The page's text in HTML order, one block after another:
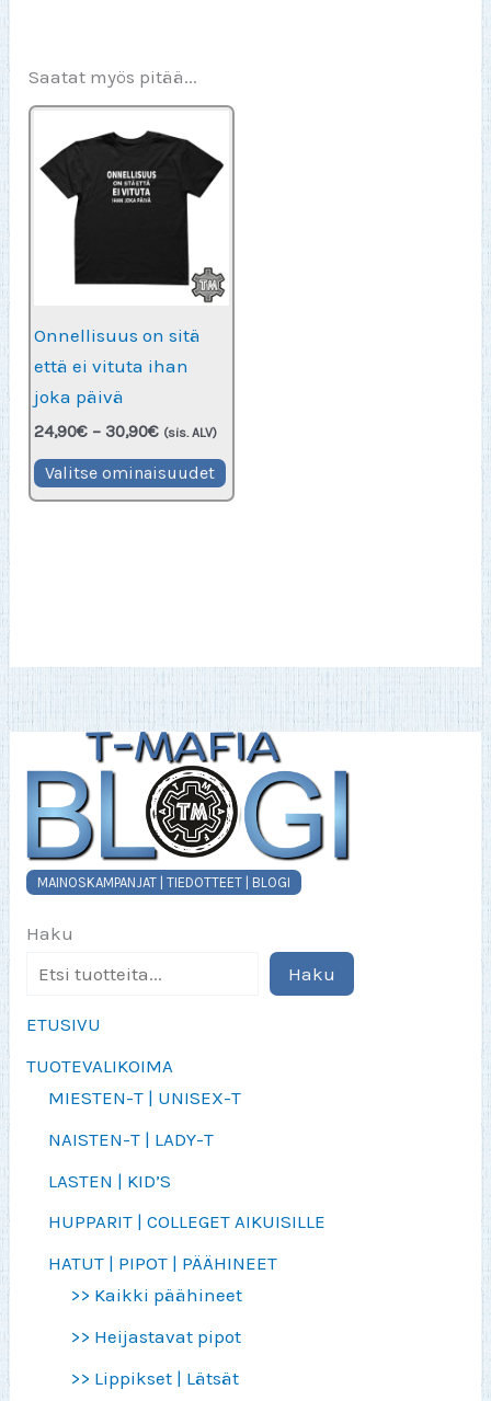
MAINOSKAMPANJAT | TIEDOTTEET | BLOGI
Haku
Haku
ETUSIVU
TUOTEVALIKOIMA
MIESTEN-T | UNISEX-T
NAISTEN-T | LADY-T
LASTEN | KID’S
HUPPARIT | COLLEGET AIKUISILLE
HATUT | PIPOT | PÄÄHINEET
>> Kaikki päähineet
>> Heijastavat pipot
>> Lippikset | Lätsät
Saatat myös pitää...
Onnellisuus on sitä
että ei vituta ihan
joka päivä
24,90€ – 30,90€Hintaluokka:
-
30,90€
(sis. ALV)
Valitse ominaisuudet Tällä
tuotteella
valinnat
sivulla.